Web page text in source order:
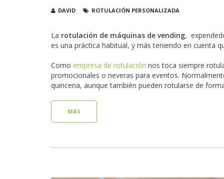
DAVID ROTULACIÓN PERSONALIZADA
La rotulación de máquinas de vending,
es una práctica habitual, y más teniendo en cuenta
Como empresa de rotulación nos toca siempre
promocionales o neveras para eventos.
quincena, aunque también pueden rotularse de
MÁS